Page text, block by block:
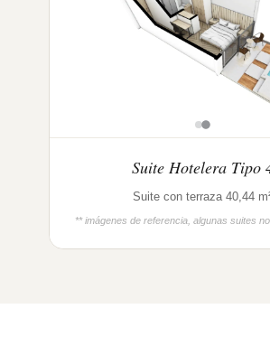
Suite Hotelera Tipo
Suite con terraza 40,44
** imágenes de referencia, algunas suites